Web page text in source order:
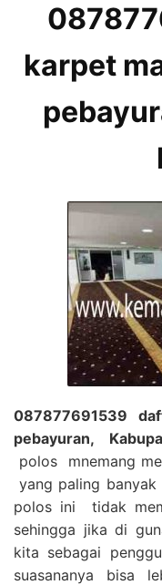
karpet
087877691539
pebayuran,
polos mnemang
yang paling
polos ini tidak
sehingga jika di
kita sebagai
suasananya bisa